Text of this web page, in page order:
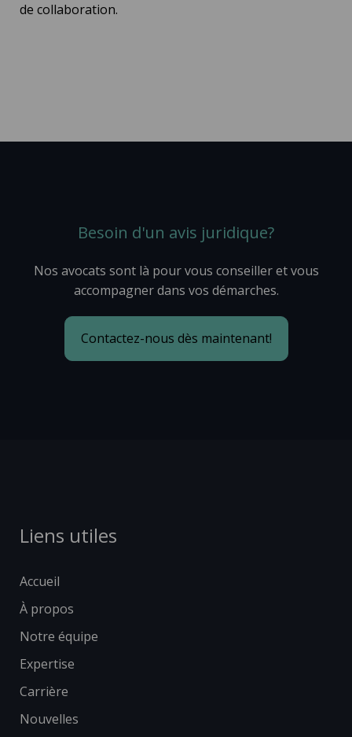
de collaboration.
Besoin d'un avis juridique?
Nos avocats sont là pour vous conseiller et vous
accompagner dans vos démarches.
Contactez-nous dès maintenant!
Liens utiles
Accueil
À propos
Notre équipe
Expertise
Carrière
Nouvelles